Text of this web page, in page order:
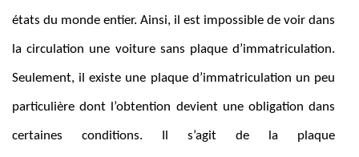
états du monde entier. Ainsi, il est impossible de voir dans
la circulation une voiture sans plaque d’immatriculation.
Seulement, il existe une plaque d’immatriculation un peu
particulière dont l’obtention devient une obligation dans
certaines conditions. Il s’agit de la plaque